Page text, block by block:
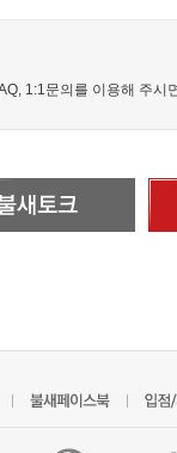
1:1문의를 이용해 주시